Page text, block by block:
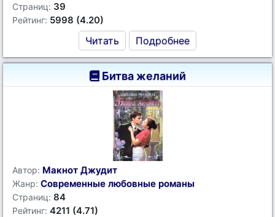
Страниц: 39
Рейтинг: 5998 (4.20)
Читать Подробнее
Битва желаний
Автор: Макнот Джудит
Жанр: Современные любовные романы
Страниц: 84
Рейтинг: 4211 (4.71)